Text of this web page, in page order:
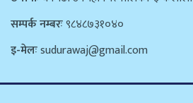
सम्पर्क नम्बरः९८४८७३१०४०
इ-मेलःsudurawaj@gmail.com